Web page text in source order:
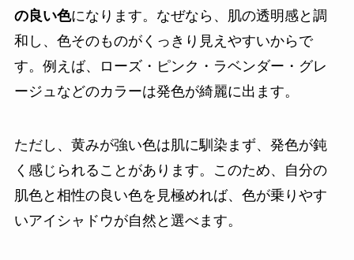
の良い色になります。なぜなら、肌の透明感と調
和し、色そのものがくっきり見えやすいからで
す。例えば、ローズ・ピンク・ラベンダー・グレ
ージュなどのカラーは発色が綺麗に出ます。
ただし、黄みが強い色は肌に馴染まず、発色が鈍
く感じられることがあります。このため、自分の
肌色と相性の良い色を見極めれば、色が乗りやす
いアイシャドウが自然と選べます。